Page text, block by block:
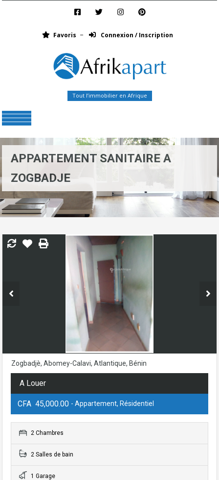
Favoris Connexion / Inscription
Tout l’immobilier en Afrique
APPARTEMENT SANITAIRE A
ZOGBADJE
Zogbadjè, Abomey-Calavi, Atlantique, Bénin
A Louer
CFA 45,000.00 - Appartement, Résidentiel
2 Chambres
2 Salles de bain
1 Garage